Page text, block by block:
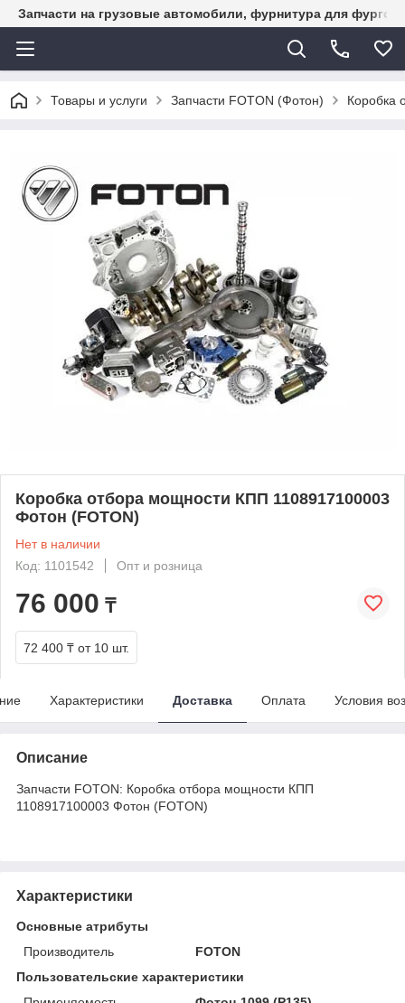
Запчасти на грузовые автомобили, фурнитура для
Товары и услуги Запчасти FOTON (Фотон) Коробка
Коробка отбора мощности КПП 1108917100003
Фотон (FOTON)
Нет в наличии
Код: 1101542
Опт и розница
76 000 ₸
72 400 ₸ от 10 шт.
Характеристики Доставка Оплата Условия
Описание
Запчасти FOTON: Коробка отбора мощности КПП
1108917100003 Фотон (FOTON)
Характеристики
Основные атрибуты
Производитель
FOTON
Пользовательские характеристики